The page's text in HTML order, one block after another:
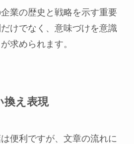
業の歴史と戦略を示す重要
けでなく、意味づけを意識
求められます。
換え表現
は便利ですが、文章の流れに